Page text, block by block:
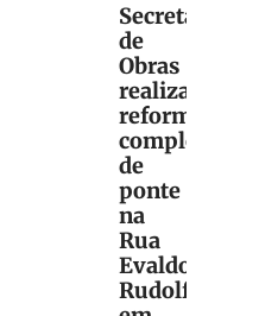
Secretaria
de
Obras
realiza
reforma
completa
de
ponte
na
Rua
Evaldo
Rudolf,